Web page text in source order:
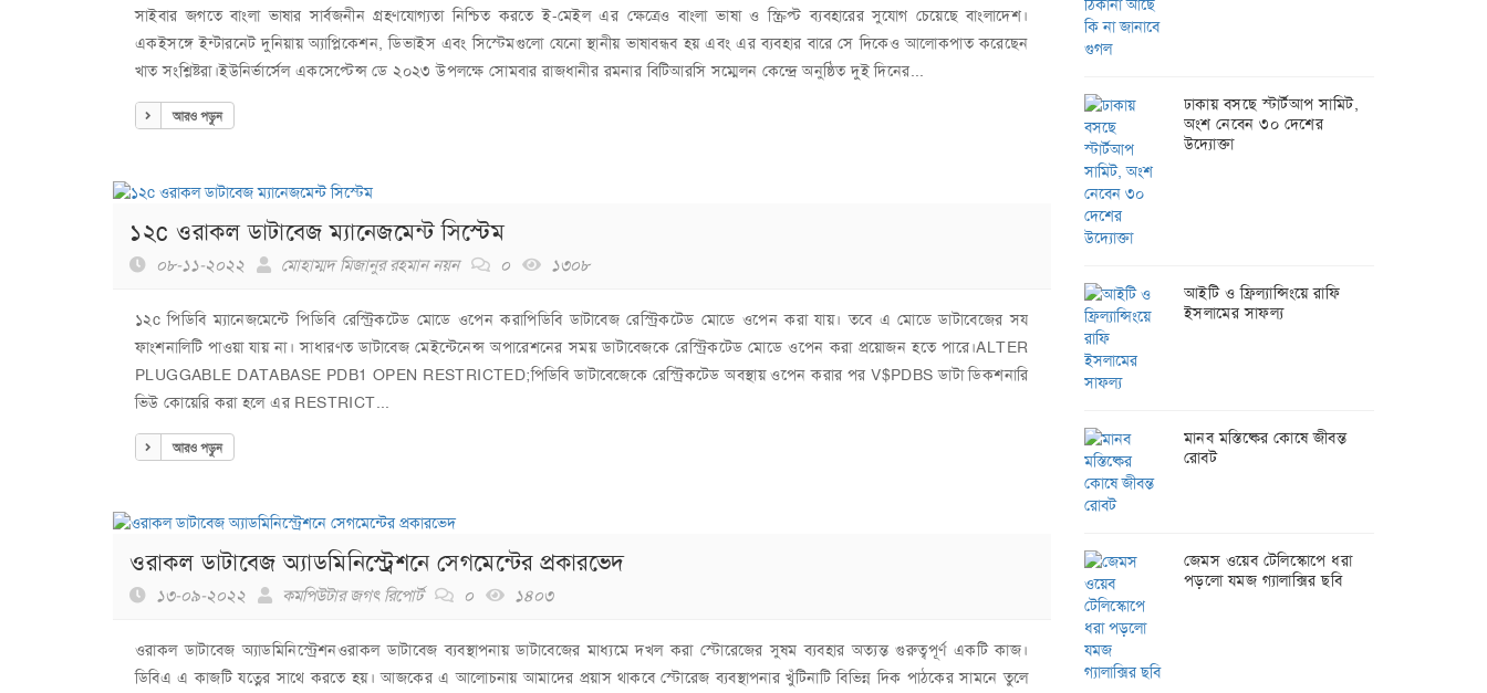
সাইবার জগতে বাংলা ভাষার সার্বজনীন গ্রহণযোগ্যতা নিশ্চিত করতে ই-মেইল এর ক্ষেত্রেও বাংলা ভাষা ও স্ক্রিপ্ট ব্যবহারের সুযোগ চেয়েছে বাংলাদেশ।
একইসঙ্গে ইন্টারনেট দুনিয়ায় অ্যাপ্লিকেশন, ডিভাইস এবং সিস্টেমগুলো যেনো স্থানীয় ভাষাবন্ধব হয় এবং এর ব্যবহার বারে সে দিকেও আলোকপাত করেছেন
খাত সংশ্লিষ্টরা।ইউনির্ভার্সেল একসেপ্টেন্স ডে ২০২৩ উপলক্ষে সোমবার রাজধানীর রমনার বিটিআরসি সম্মেলন কেন্দ্রে অনুষ্ঠিত দুই দিনের...
আরও পড়ুন
১২c ওরাকল ডাটাবেজ ম্যানেজমেন্ট সিস্টেম
০৮-১১-২০২২ মোহাম্মদ মিজানুর রহমান নয়ন ০ ১৩০৮
১২c পিডিবি ম্যানেজমেন্টে পিডিবি রেস্ট্রিকটেড মোডে ওপেন করাপিডিবি ডাটাবেজ রেস্ট্রিকটেড মোডে ওপেন করা যায়। তবে এ মোডে ডাটাবেজের সয
ফাংশনালিটি পাওয়া যায় না। সাধারণত ডাটাবেজ মেইন্টেনেন্স অপারেশনের সময় ডাটাবেজকে রেস্ট্রিকটেড মোডে ওপেন করা প্রয়োজন হতে পারে।ALTER
PLUGGABLE DATABASE PDB1 OPEN RESTRICTED;পিডিবি ডাটাবেজেকে রেস্ট্রিকটেড অবস্থায় ওপেন করার পর V$PDBS ডাটা ডিকশনারি
ভিউ কোয়েরি করা হলে এর RESTRICT...
আরও পড়ুন
ওরাকল ডাটাবেজ অ্যাডমিনিস্ট্রেশনে সেগমেন্টের প্রকারভেদ
১৩-০৯-২০২২ কমপিউটার জগৎ রিপোর্ট ০ ১৪০৩
ওরাকল ডাটাবেজ অ্যাডমিনিস্ট্রেশনওরাকল ডাটাবেজ ব্যবস্থাপনায় ডাটাবেজের মাধ্যমে দখল করা স্টোরেজের সুষম ব্যবহার অত্যন্ত গুরুত্বপূর্ণ একটি কাজ।
ডিবিএ এ কাজটি যত্নের সাথে করতে হয়। আজকের এ আলোচনায় আমাদের প্রয়াস থাকবে স্টোরেজ ব্যবস্থাপনার খুঁটিনাটি বিভিন্ন দিক পাঠকের সামনে তুলে
ঢাকায় বসছে স্টার্টআপ সামিট,
অংশ নেবেন ৩০ দেশের
উদ্যোক্তা
আইটি ও ফ্রিল্যান্সিংয়ে রাফি
ইসলামের সাফল্য
মানব মস্তিষ্কের কোষে জীবন্ত
রোবট
জেমস ওয়েব টেলিস্কোপে ধরা
পড়লো যমজ গ্যালাক্সির ছবি